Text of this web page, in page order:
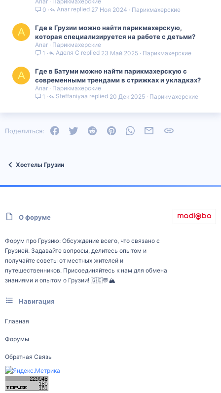
0
Парикмахерские
27 Ноя 2024
Anar
A
Где в Грузии можно найти парикмахерскую,
которая специализируется на работе с детьми?
Anar
Парикмахерские
1
Парикмахерские
23 Май 2025
Аделя С
A
Где в Батуми можно найти парикмахерскую с
современными трендами в стрижках и укладках?
Anar
Парикмахерские
1
Парикмахерские
20 Дек 2025
Steffaniyaa
Поделиться: FacebookTwitter Reddit PinterestWhatsAppЭлектронная почта
Хостелы Грузии
О форуме
Форум про Грузию: Обсуждение всего, что связано с
Грузией. Задавайте вопросы, делитесь опытом и
получайте советы от местных жителей и
путешественников. Присоединяйтесь к нам для обмена
знаниями и опытом о Грузии! 🇬🇪💬🏔️
Навигация
Главная
Форумы
Обратная Связь